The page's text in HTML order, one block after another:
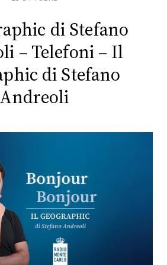
di Stefano
– Telefoni – Il
di Stefano
Andreoli